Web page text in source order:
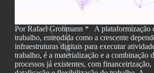
Por Rafael Grohmann * A plataformização
trabalho, entendida como a crescente
infraestruturas digitais para executar
trabalho, é a materialização e a combinação
processos já existentes, com financeirização,